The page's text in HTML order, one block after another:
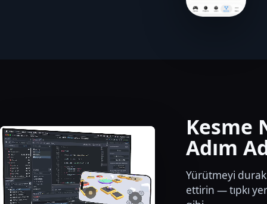
Kesme
Adım
Yürütmeyi
ettirin — tıpkı